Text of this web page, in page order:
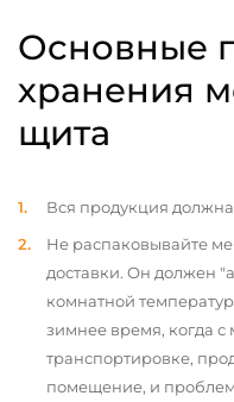
Основные
хранения
щита
Вся продукция
Не распаковывайте
доставки. Он должен
комнатной
зимнее время, когда
транспортировке,
помещение, и